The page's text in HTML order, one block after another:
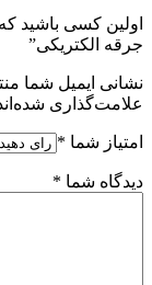
اولین کسی باشید
جرقه الکتریکی”
نشانی ایمیل شما
علامت‌گذاری
امتیاز شما *
دیدگاه شما *